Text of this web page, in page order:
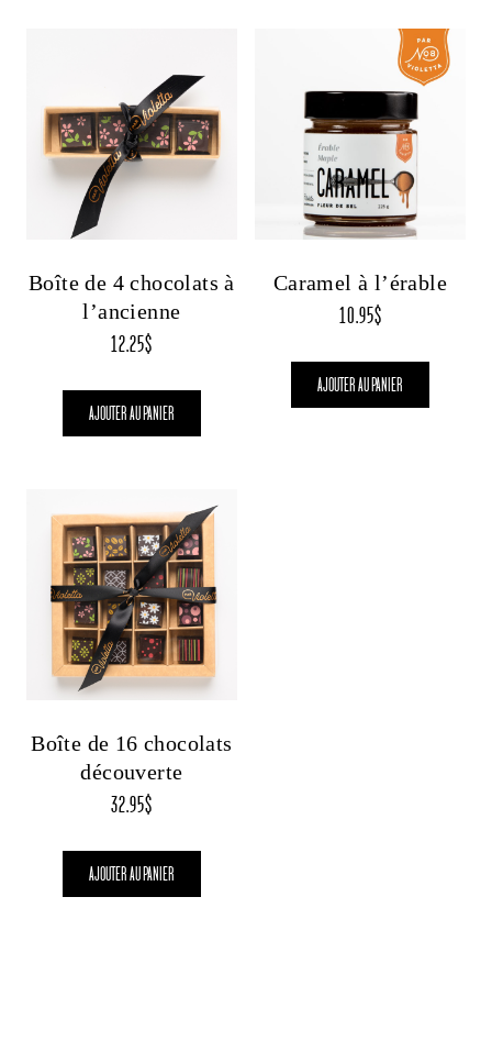
Boîte de 4 chocolats à
l’ancienne
12.25$
AJOUTER AU PANIER
Caramel à l’érable
10.95$
AJOUTER AU PANIER
Boîte de 16 chocolats
découverte
32.95$
AJOUTER AU PANIER